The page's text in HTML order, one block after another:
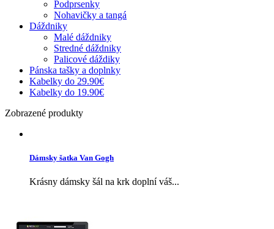
Podprsenky
Nohavičky a tangá
Dáždniky
Malé dáždniky
Stredné dáždniky
Palicové dáždiky
Pánska tašky a doplnky
Kabelky do 29.90€
Kabelky do 19.90€
Zobrazené produkty
Dámsky šatka Van Gogh
Krásny dámsky šál na krk doplní váš...